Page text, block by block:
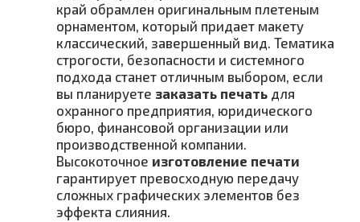
край обрамлен оригинальным плетеным
орнаментом, который придает макету
классический, завершенный вид. Тематика
строгости, безопасности и системного
подхода станет отличным выбором, если
вы планируете заказать печать для
охранного предприятия, юридического
бюро, финансовой организации или
производственной компании.
Высокоточное изготовление печати
гарантирует превосходную передачу
сложных графических элементов без
эффекта слияния.